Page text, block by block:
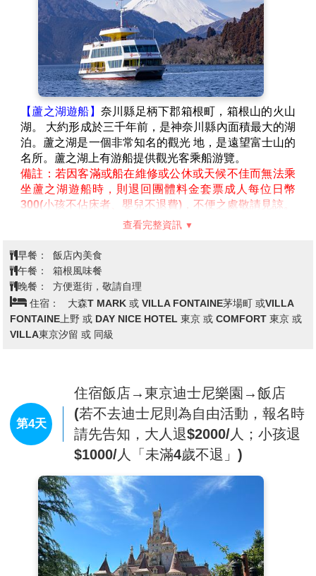
【蘆之湖遊船】 奈川縣足柄下郡箱根町，箱根山的火山
湖。 大約形成於三千年前，是神奈川縣內面積最大的湖
泊。蘆之湖是一個非常知名的觀光 地，是遠望富士山的
名所。蘆之湖上有游船提供觀光客乘船游覽。
備註：若因客滿或船在維修或公休或天候不佳而無法乘
坐蘆之湖遊船時，則退回團體料金套票成人每位日幣
300(小孩不佔床者、嬰兒不退費)，不便之處敬請見諒。
【箱根神社．湖上鳥居(遠眺)】面湖環山，爬上濃濃的
神聖古剎。蘆之湖上的大鳥居，茂密樹林的山林古道，
九頭龍神社的神水，800年樹齡的杉樹林立的參道中央
的「矢立之杉」，御社殿右邊的「安産杉」，御社殿後
面的「石楠花園」，寶物殿裏的重要文化遺產「萬捲上
人坐像」、「箱根權現緣起畫卷」等文化寶物以及神社
周圍十多座小規模神社等皆是遊玩這歷史古剎的主要觀
秋天滿山遍野楓紅片片，可由南岸的杉木街道眺望富士
山，湖光山色有如風景畫，搭乘仿十七世紀歐洲戰艦造
型的海盜船從箱根町到元箱根約10分鐘。馳航於風光明
媚的蘆之湖湖上，湖光山色盡收眼簾。在甲板上可以看
到蘆之湖邊風光旖旎、人跡未至的森林和點綴於岸邊的
周群山環抱，山上林木蓊翠，湖畔綠草如茵，湖水碧澄
清澈，湖面輕煙瀰濛，這座名湖以反映富士山及箱根神
社之倒影而聞名，配以湖畔的樹木園，相得益彰。
【免稅店】
您可盡情在此採購優質免稅商品。
【DiverCity Tokyo Plaza】各種對時裝潮流敏感的品牌
以外，在購物之餘還能夠體驗各種大規模的娛樂設施、
查看完整資訊
早餐：
飯店內美食
午餐：
箱根風味餐
晚餐：
方便逛街，敬請自理
住宿：
大森T MARK 或 VILLA FONTAINE茅場町 或VILLA
FONTAINE上野 或 DAY NICE HOTEL 東京 或 COMFORT 東京 或
VILLA東京汐留 或 同級
第4天
住宿飯店→東京迪士尼樂園→飯店
(若不去迪士尼則為自由活動，報名時
請先告知，大人退$2000/人；小孩退
$1000/人「未滿4歲不退」)